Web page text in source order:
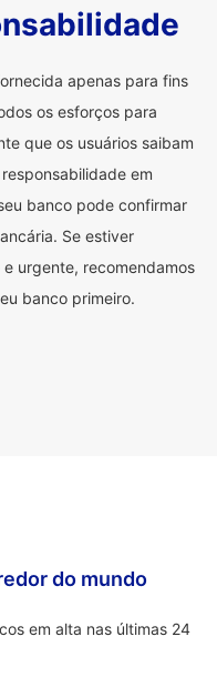
apenas para fins
os esforços para
que os usuários saibam
em
banco pode confirmar
Se estiver
urgente, recomendamos
banco primeiro.
do mundo
em alta nas últimas 24